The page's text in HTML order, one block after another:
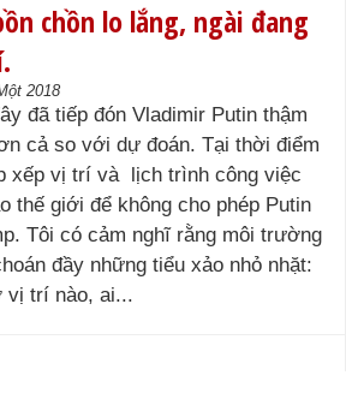
chồn lo lắng, ngài đang
2018
đã tiếp đón Vladimir Putin thậm
cả so với dự đoán. Tại thời điểm
xếp vị trí và lịch trình công việc
thế giới để không cho phép Putin
Tôi có cảm nghĩ rằng môi trường
đầy những tiểu xảo nhỏ nhặt:
vị trí nào, ai...